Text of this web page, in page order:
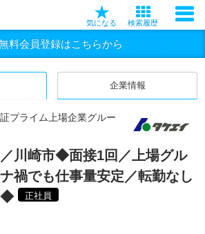
気になる 検索履歴
料会員登録はこちらから
企業情報
プライム上場企業グルー
川崎市◆面接1回／上場グル
禍でも仕事量安定／転勤なし
◆
正社員